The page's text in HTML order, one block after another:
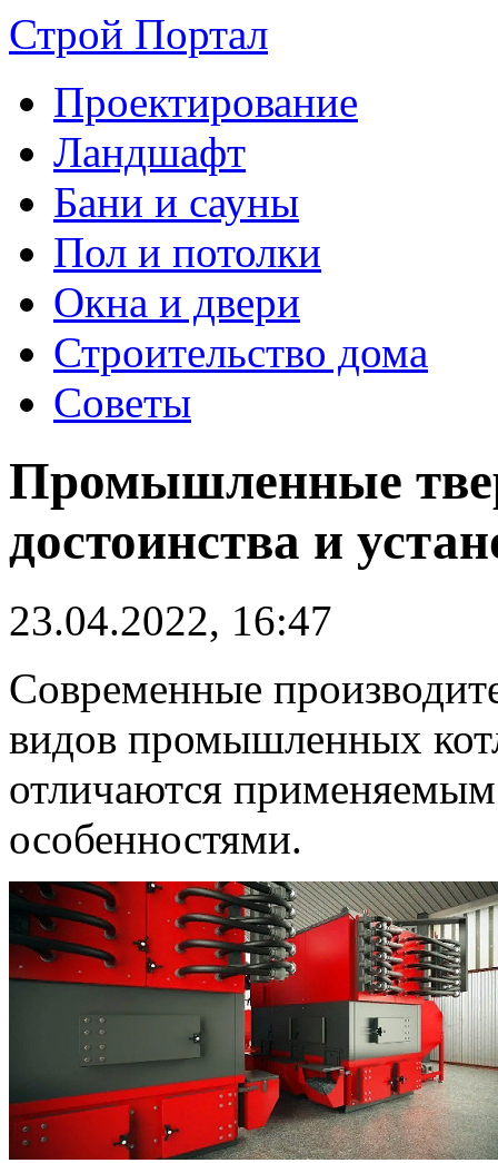
Строй Портал
Проектирование
Ландшафт
Бани и сауны
Пол и потолки
Окна и двери
Строительство дома
Советы
Промышленные
достоинства и
23.04.2022, 16:47
Современные
видов промышленных
отличаются
особенностями.